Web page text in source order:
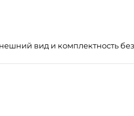
вид и комплектность